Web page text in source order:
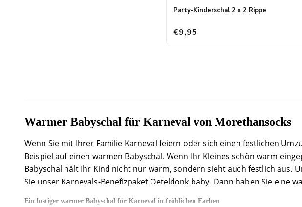
Party-Kinderschal 2 x 2 Rippe
€9,95
Warmer Babyschal für Karneval von Morethansocks
Wenn Sie mit Ihrer Familie Karneval feiern oder sich einen festlichen
Beispiel auf einen warmen Babyschal. Wenn Ihr Kleines schön warm
Babyschal hält Ihr Kind nicht nur warm, sondern sieht auch festlich aus.
Sie unser Karnevals-Benefizpaket Oeteldonk baby. Dann haben Sie eine
Ein lustiger warmer Babyschal für Karneval in fröhlichen Farben